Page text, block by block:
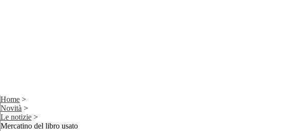
Home >
Novità >
Le notizie >
Mercatino del libro usato